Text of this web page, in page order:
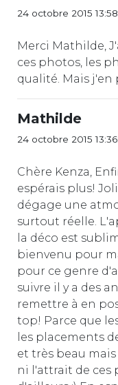
24 octobre 2015
Merci Mathilde,
ces photos, les
qualité. Mais j'en
Mathilde
24 octobre 2015
Chère Kenza,
espérais plus!
dégage une
surtout réelle.
la déco est
bienvenu pour
pour ce genre
suivre il y a des
remettre à en
top! Parce que
les placements
et très beau
ni l'attrait de ces